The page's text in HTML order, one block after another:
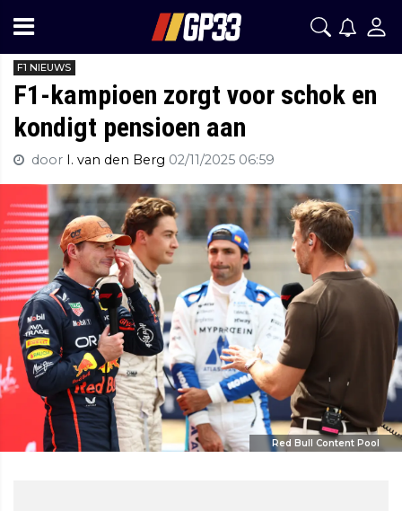
F1 NIEUWS
F1-kampioen zorgt voor schok en
kondigt pensioen aan
door I. van den Berg 02/11/2025 06:59
Red Bull Content Pool